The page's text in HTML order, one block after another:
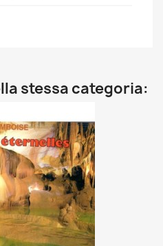
stessa categoria: